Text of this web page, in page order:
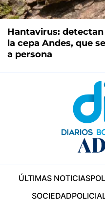
Hantavirus:
la cepa Andes, que
a persona
ÚLTIMAS NOTICIAS
SOCIEDAD